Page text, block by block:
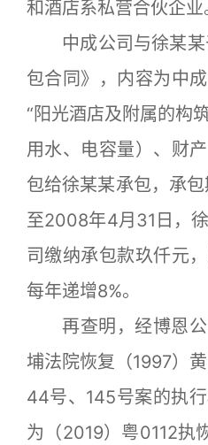
和酒店系私营合伙企业
中成公司与徐某某
包合同》，内容为中
“阳光酒店及附属的构
用水、电容量）、财
包给徐某某承包，承
至2008年4月31日，
司缴纳承包款玖仟元
每年递增8%。
再查明，经博恩公
埔法院恢复（1997）
44号、145号案的执
为（2019）粤0112执